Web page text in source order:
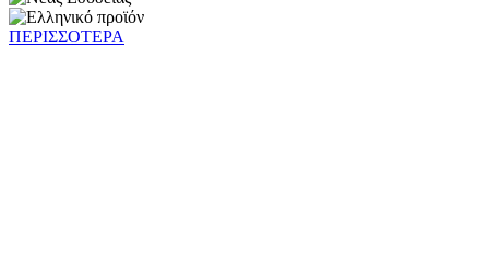
ΠΕΡΙΣΣΟΤΕΡΑ